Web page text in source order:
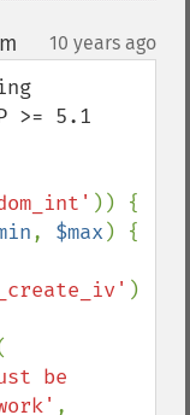
10 years ago
>= 5.1
)) {
, $max ) {
))
be
,